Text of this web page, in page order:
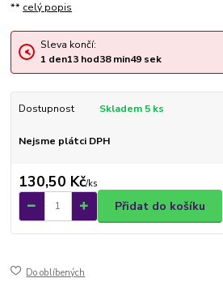
** celý popis
Sleva končí:
1 den13hod38min49sek
Dostupnost Skladem 5 ks
Nejsme plátci DPH
130,50 Kč/ks
Přidat do košíku
Do oblíbených